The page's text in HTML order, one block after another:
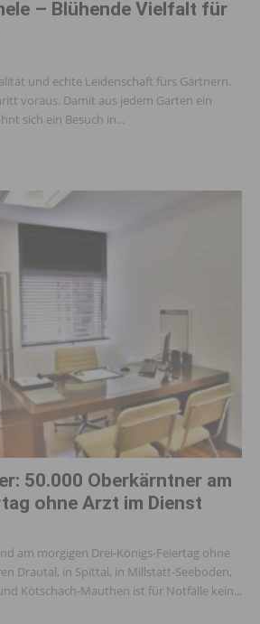
– Blühende Vielfalt für
und echte Leidenschaft fürs Gärtnern.
voraus. Damit aus jedem Garten ein
sich ein Besuch in...
50.000 Oberkärntner am
ohne Arzt im Dienst
am morgigen Drei-Königs-Feiertag ohne
Drautal, in Spittal, in Millstatt-Seeboden,
Kötschach-Mauthen ist für Notfälle kein...